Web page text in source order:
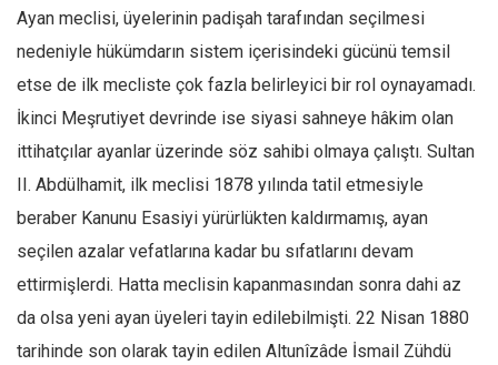
Tüm Sayılar
Kategoriler
Kültür Sanat
Kitap
Karisi kitap sualleri
Spor
Manzara
Sağlık
Ayan meclisi, üyelerinin padişah tarafından seçilmesi
nedeniyle hükümdarın sistem içerisindeki gücünü temsil
etse de ilk mecliste çok fazla belirleyici bir rol oynayamadı.
İkinci Meşrutiyet devrinde ise siyasi sahneye hâkim olan
ittihatçılar ayanlar üzerinde söz sahibi olmaya çalıştı. Sultan
II. Abdülhamit, ilk meclisi 1878 yılında tatil etmesiyle
beraber Kanunu Esasiyi yürürlükten kaldırmamış, ayan
seçilen azalar vefatlarına kadar bu sıfatlarını devam
ettirmişlerdi. Hatta meclisin kapanmasından sonra dahi az
da olsa yeni ayan üyeleri tayin edilebilmişti. 22 Nisan 1880
tarihinde son olarak tayin edilen Altunîzâde İsmail Zühdü